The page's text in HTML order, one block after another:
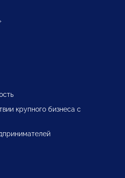
крупного бизнеса с